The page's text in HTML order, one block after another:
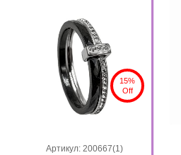
15%
Off
Артикул: 200667(1)